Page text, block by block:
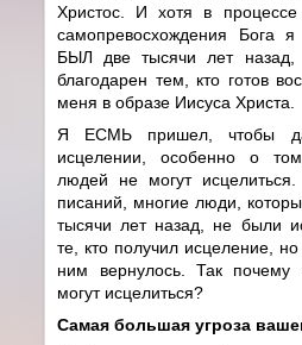
Христос. И хотя в
самопревосхождения
БЫЛ две тысячи лет назад,
благодарен тем, кто готов
меня в образе Иисуса Христа.
Я ЕСМЬ пришел, чтобы
исцелении, особенно о
людей не могут
писаний, многие люди,
тысячи лет назад, не были
те, кто получил исцеление,
ним вернулось. Так
могут исцелиться?
Самая большая угроза